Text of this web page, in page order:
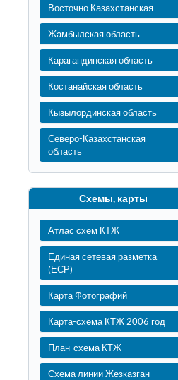
Восточно Казахстанская
Жамбылская область
Карагандинская область
Костанайская область
Кызылординская область
Северо-Казахстанская
область
Схемы, карты
Атлас схем КТЖ
Единая сетевая разметка
(ЕСР)
Карта Фотографий
Карта-схема КТЖ 2006 год
План-схема КТЖ
Схема линии Жезказган —